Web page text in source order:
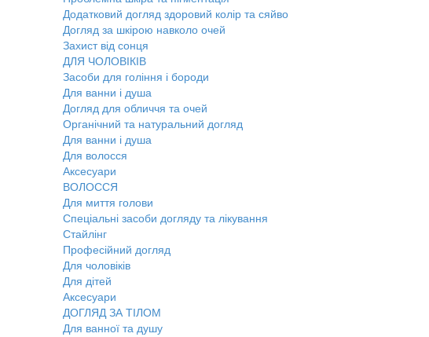
Додатковий догляд здоровий колір та сяйво
Догляд за шкірою навколо очей
Захист від сонця
ДЛЯ ЧОЛОВІКІВ
Засоби для гоління і бороди
Для ванни і душа
Догляд для обличчя та очей
Органічний та натуральний догляд
Для ванни і душа
Для волосся
Аксесуари
ВОЛОССЯ
Для миття голови
Спеціальні засоби догляду та лікування
Стайлінг
Професійний догляд
Для чоловіків
Для дітей
Аксесуари
ДОГЛЯД ЗА ТІЛОМ
Для ванної та душу